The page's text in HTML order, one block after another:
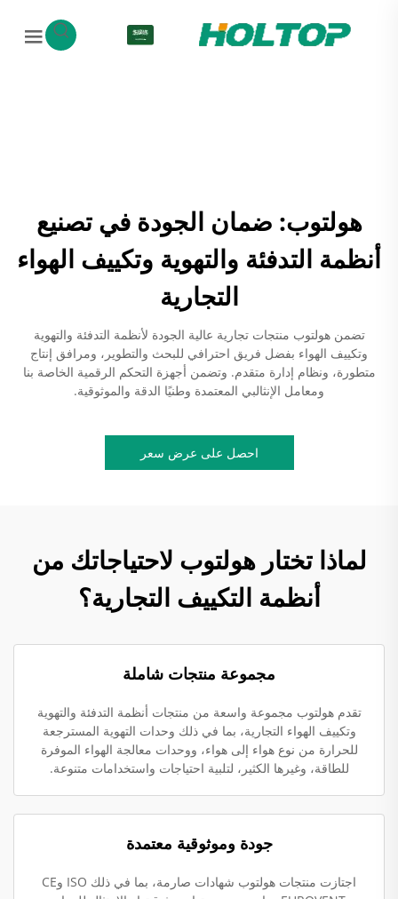
هولتوب: ضمان الجودة في تصنيع
أنظمة التدفئة والتهوية وتكييف الهواء
التجارية
تضمن هولتوب منتجات تجارية عالية الجودة لأنظمة التدفئة والتهوية
وتكييف الهواء بفضل فريق احترافي للبحث والتطوير، ومرافق إنتاج
متطورة، ونظام إدارة متقدم. وتضمن أجهزة التحكم الرقمية الخاصة بنا
ومعامل الإنثالبي المعتمدة وطنيًا الدقة والموثوقية.
احصل على عرض سعر
لماذا تختار هولتوب لاحتياجاتك من
أنظمة التكييف التجارية؟
مجموعة منتجات شاملة
تقدم هولتوب مجموعة واسعة من منتجات أنظمة التدفئة والتهوية
وتكييف الهواء التجارية، بما في ذلك وحدات التهوية المسترجعة
للحرارة من نوع هواء إلى هواء، ووحدات معالجة الهواء الموفرة
للطاقة، وغيرها الكثير، لتلبية احتياجات واستخدامات متنوعة.
جودة وموثوقية معتمدة
اجتازت منتجات هولتوب شهادات صارمة، بما في ذلك ISO وCE